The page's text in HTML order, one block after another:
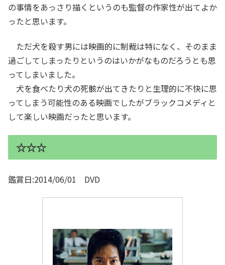
の事情をあっさり描くというのも監督の作家性が出てよか
ったと思います。
ただ犬を殺す男には映画的に制裁は特になく、そのまま
過ごしてしまったりというのはいかがなものだろうとも思
ってしまいました。
犬を食べたり犬の死骸が出てきたりと生理的に不快に思
ってしまう可能性のある映画でしたがブラックコメディと
して楽しい映画だったと思います。
☆☆☆
鑑賞日:2014/06/01 DVD